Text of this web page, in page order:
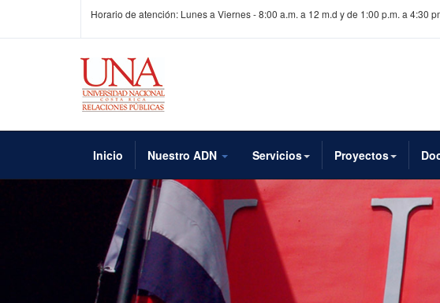
Horario de atención: Lunes a Viernes - 8:00 a.m. a 12 m.d y de 1:00 p.m. a 4:30
Inicio Nuestro ADN Servicios Proyectos